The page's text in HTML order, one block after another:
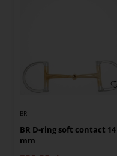
BR
BR D-ring soft contact 14
mm